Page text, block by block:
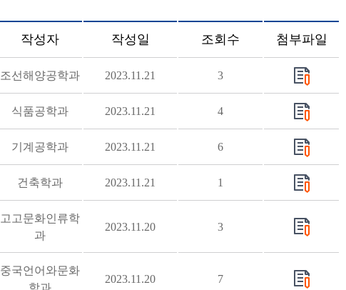
작성자 작성일 조회수 첨부파일
조선해양공학과 2023.11.21 3
식품공학과 2023.11.21 4
기계공학과 2023.11.21 6
건축학과 2023.11.21 1
고고문화인류학
과
2023.11.20 3
중국언어와문화
2023.11.20 7